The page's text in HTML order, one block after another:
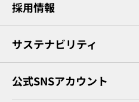
採用情報
サステナビリティ
公式SNSアカウント